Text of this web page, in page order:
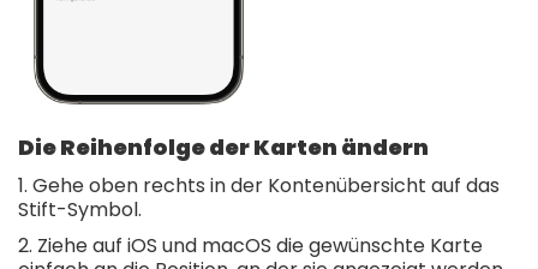
Die Reihenfolge der Karten ändern
1. Gehe oben rechts in der Kontenübersicht auf das
Stift-Symbol.
2. Ziehe auf iOS und macOS die gewünschte Karte